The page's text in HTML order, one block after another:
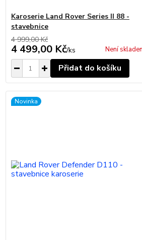
Karoserie Land Rover Series II 88 -
stavebnice
4 999,00 Kč
4 499,00 Kč/ks Není
Přidat do košíku
Novinka